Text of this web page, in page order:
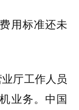
用标准还未
厅工作人员
业务。中国